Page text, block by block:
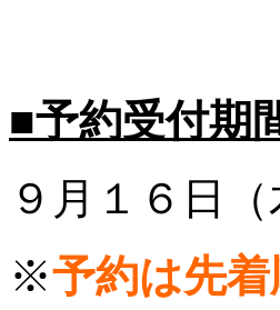
■予約受付期
９月１６日
※予約は先